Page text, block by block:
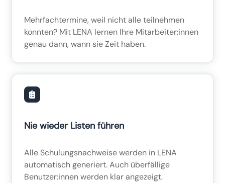
Mehrfachtermine, weil nicht alle teilnehmen
konnten? Mit LENA lernen Ihre Mitarbeiter:innen
genau dann, wann sie Zeit haben.
Nie wieder Listen führen
Alle Schulungsnachweise werden in LENA
automatisch generiert. Auch überfällige
Benutzer:innen werden klar angezeigt.